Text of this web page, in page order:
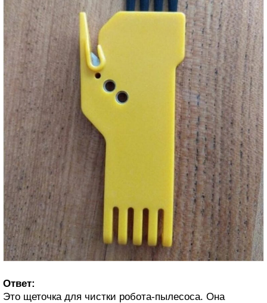
Ответ:
Это щеточка для чистки робота-пылесоса. Она